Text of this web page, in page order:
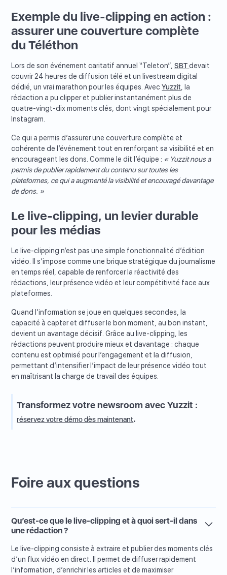
Exemple du live-clipping en action :
assurer une couverture complète
du Téléthon
Lors de son événement caritatif annuel “Teleton”,SBT devait
couvrir 24 heures de diffusion télé et un livestream digital
dédié, un vrai marathon pour les équipes. AvecYuzzit , la
rédaction a pu clipper et publier instantanément plus de
quatre-vingt-dix moments clés, dont vingt spécialement pour
Instagram.
Ce qui a permis d’assurer une couverture complète et
cohérente de l’événement tout en renforçant sa visibilité et en
encourageant les dons. Comme le dit l’équipe : « Yuzzit nous a
permis de publier rapidement du contenu sur toutes les
plateformes, ce qui a augmenté la visibilité et encouragé davantage
de dons. »
Le live-clipping, un levier durable
pour les médias
Le live-clipping n’est pas une simple fonctionnalité d’édition
vidéo. Il s’impose comme une brique stratégique du journalisme
en temps réel, capable de renforcer la réactivité des
rédactions, leur présence vidéo et leur compétitivité face aux
plateformes.
Quand l’information se joue en quelques secondes, la
capacité à capter et diffuser le bon moment, au bon instant,
devient un avantage décisif. Grâce au live-clipping, les
rédactions peuvent produire mieux et davantage : chaque
contenu est optimisé pour l’engagement et la diffusion,
permettant d’intensifier l’impact de leur présence vidéo tout
en maîtrisant la charge de travail des équipes.
Transformez votre newsroom avec Yuzzit :
réservez votre démo dès maintenant.
Foire aux questions
Qu’est-ce que le live-clipping et à quoi sert-il dans
une rédaction ?
Le live-clipping consiste à extraire et publier des moments clés
d’un flux vidéo en direct. Il permet de diffuser rapidement
l’information, d’enrichir les articles et de maximiser